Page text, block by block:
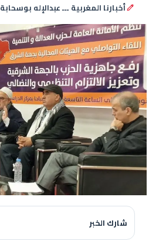
أخبارنا المغربية ـــ عبدالإله بوسحابة
شارك الخبر